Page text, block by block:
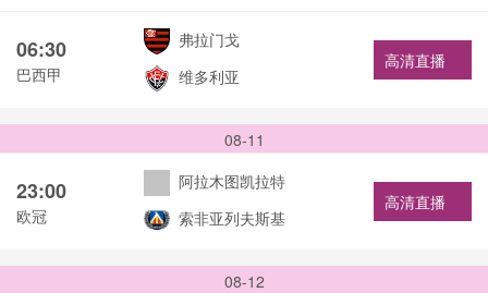
06:30
巴西甲
弗拉门戈
维多利亚
高清直播
08-11
23:00
欧冠
阿拉木图凯拉特
索非亚列夫斯基
高清直播
08-12